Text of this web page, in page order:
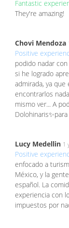
Fantastic
They're amazing!
Chovi Mendoza
Positive
podido nadar
si he logrado
admirada, ya
encontrarlos
mismo ver... A
Lucy Medellin 1
Positive
enfocado a
México, y la
español. La
experiencia con
impuestos por